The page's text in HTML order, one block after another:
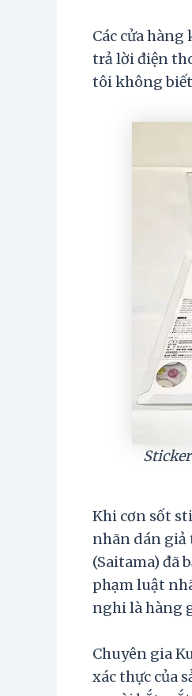
Các cửa
trả lời điện
tôi không biết
Khi cơn sốt
nhãn dán giả
(Saitama) đã
phạm luật
nghi là hàng
Chuyên gia
xác thực của